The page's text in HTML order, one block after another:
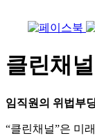
클린채널
임직원의 위법부
“클린채널”은 미